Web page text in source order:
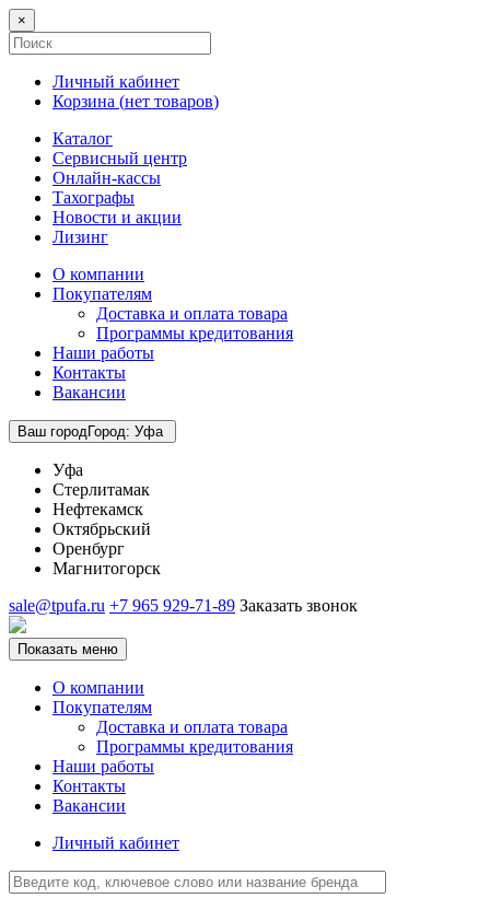
×
Личный кабинет
Корзина (нет товаров)
Каталог
Сервисный центр
Онлайн-кассы
Тахографы
Новости и акции
Лизинг
О компании
Покупателям
Доставка и оплата товара
Программы кредитования
Наши работы
Контакты
Вакансии
Ваш городГород: Уфа
Уфа
Стерлитамак
Нефтекамск
Октябрьский
Оренбург
Магнитогорск
sale@tpufa.ru +7 965 929-71-89 Заказать звонок
Показать меню
О компании
Покупателям
Доставка и оплата товара
Программы кредитования
Наши работы
Контакты
Вакансии
Личный кабинет